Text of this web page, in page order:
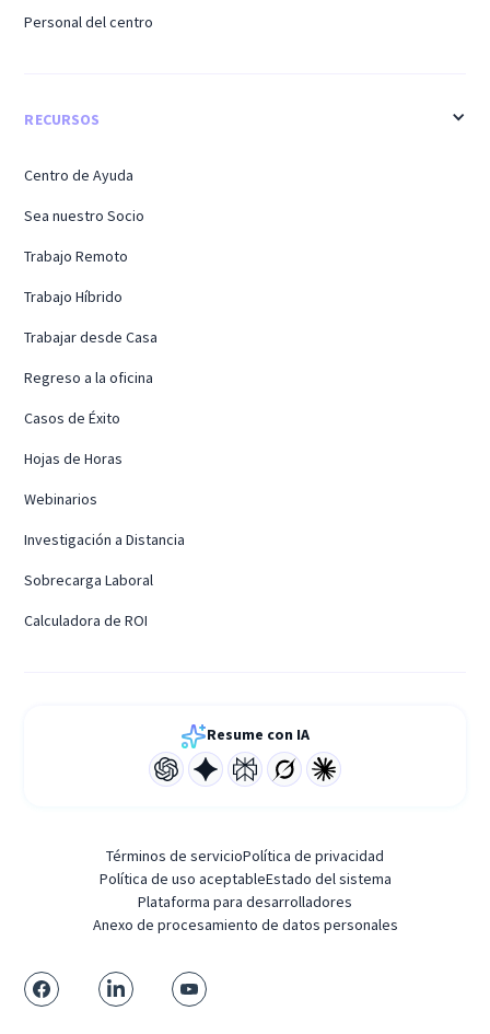
Personal del centro
RECURSOS
Centro de Ayuda
Sea nuestro Socio
Trabajo Remoto
Trabajo Híbrido
Trabajar desde Casa
Regreso a la oficina
Casos de Éxito
Hojas de Horas
Webinarios
Investigación a Distancia
Sobrecarga Laboral
Calculadora de ROI
Resume con IA
Términos de servicioPolítica de privacidad
Política de uso aceptableEstado del sistema
Plataforma para desarrolladores
Anexo de procesamiento de datos personales